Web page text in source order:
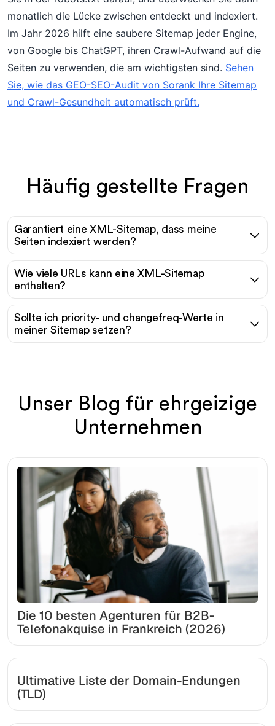
monatlich die Lücke zwischen entdeckt und indexiert.
Im Jahr 2026 hilft eine saubere Sitemap jeder Engine,
von Google bis ChatGPT, ihren Crawl-Aufwand auf die
Seiten zu verwenden, die am wichtigsten sind. Sehen
Sie, wie das GEO-SEO-Audit von Sorank Ihre Sitemap
und Crawl-Gesundheit automatisch prüft.
Häufig gestellte Fragen
Garantiert eine XML-Sitemap, dass meine
Seiten indexiert werden?
Wie viele URLs kann eine XML-Sitemap
enthalten?
Sollte ich priority- und changefreq-Werte in
meiner Sitemap setzen?
Unser Blog für ehrgeizige
Unternehmen
Die 10 besten Agenturen für B2B-
Telefonakquise in Frankreich (2026)
Ultimative Liste der Domain-Endungen
(TLD)